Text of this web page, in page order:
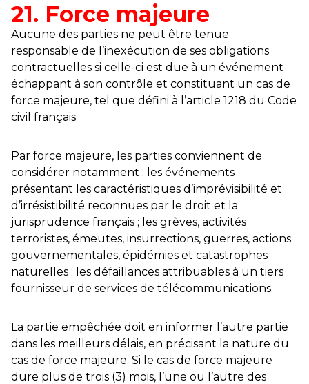
21. Force majeure
Aucune des parties ne peut être tenue
responsable de l’inexécution de ses obligations
contractuelles si celle-ci est due à un événement
échappant à son contrôle et constituant un cas de
force majeure, tel que défini à l’article 1218 du Code
civil français.
Par force majeure, les parties conviennent de
considérer notamment : les événements
présentant les caractéristiques d’imprévisibilité et
d’irrésistibilité reconnues par le droit et la
jurisprudence français ; les grèves, activités
terroristes, émeutes, insurrections, guerres, actions
gouvernementales, épidémies et catastrophes
naturelles ; les défaillances attribuables à un tiers
fournisseur de services de télécommunications.
La partie empêchée doit en informer l’autre partie
dans les meilleurs délais, en précisant la nature du
cas de force majeure. Si le cas de force majeure
dure plus de trois (3) mois, l’une ou l’autre des